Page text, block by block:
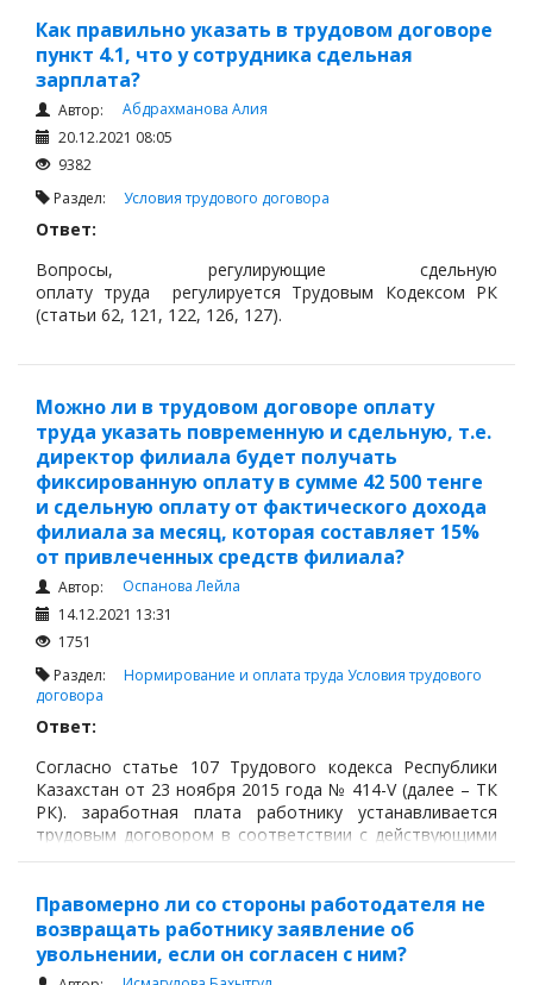
Как правильно указать в трудовом договоре
пункт 4.1, что у сотрудника сдельная
зарплата?
Автор:
Абдрахманова Алия
20.12.2021 08:05
9382
Раздел: Условия трудового договора
Ответ:
Вопросы, регулирующие сдельную
оплату труда регулируется Трудовым Кодексом РК
(статьи 62, 121, 122, 126, 127).
относительно постоянная часть заработной платы
Можно ли в трудовом договоре оплату
труда указать повременную и сдельную, т.е.
директор филиала будет получать
фиксированную оплату в сумме 42 500 тенге
и сдельную оплату от фактического дохода
филиала за месяц, которая составляет 15%
от привлеченных средств филиала?
Автор:
Оспанова Лейла
14.12.2021 13:31
1751
Раздел: Нормирование и оплата труда Условия трудового
договора
Ответ:
Согласно статье 107 Трудового кодекса Республики
Казахстан от 23 ноября 2015 года № 414-V (далее – ТК
РК). заработная плата работнику устанавливается
трудовым договором в соответствии с действующими
у работодателя системами оплаты труда. Система
коллективного договоров и (или) актами
работодателя.
Правомерно ли со стороны работодателя не
возвращать работнику заявление об
увольнении, если он согласен с ним?